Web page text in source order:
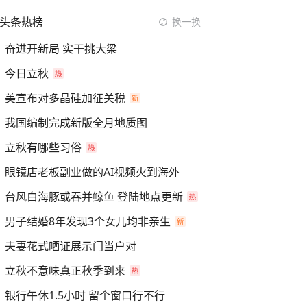
头条热榜 换一换
奋进开新局 实干挑大梁
今日立秋
美宣布对多晶硅加征关税
我国编制完成新版全月地质图
立秋有哪些习俗
眼镜店老板副业做的AI视频火到海外
台风白海豚或吞并鲸鱼 登陆地点更新
男子结婚8年发现3个女儿均非亲生
夫妻花式晒证展示门当户对
立秋不意味真正秋季到来
银行午休1.5小时 留个窗口行不行